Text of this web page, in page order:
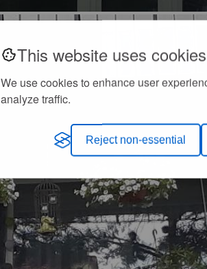
This website uses cookies
We use cookies to enhance user
analyze traffic.
Reject non-essential